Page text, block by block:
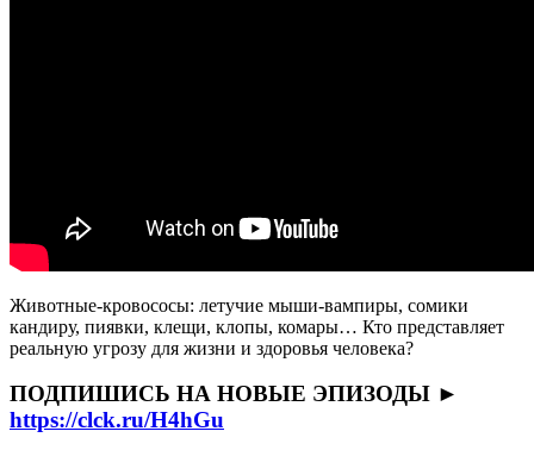
Животные-кровососы: летучие мыши-вампиры, сомики
кандиру, пиявки, клещи, клопы, комары… Кто представляет
реальную угрозу для жизни и здоровья человека?
ПОДПИШИСЬ НА НОВЫЕ ЭПИЗОДЫ ►
https://clck.ru/H4hGu